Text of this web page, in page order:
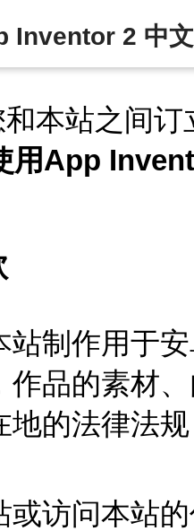
Inventor 2 中
本站之间
用App
站制作用于
作品的素材
地的法律法
或访问本站